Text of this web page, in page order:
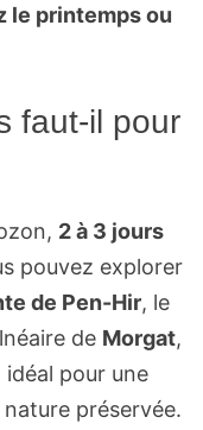
le printemps ou
faut-il pour
2 à 3 jours
pouvez explorer
de Pen-Hir, le
de Morgat,
idéal pour une
préservée.